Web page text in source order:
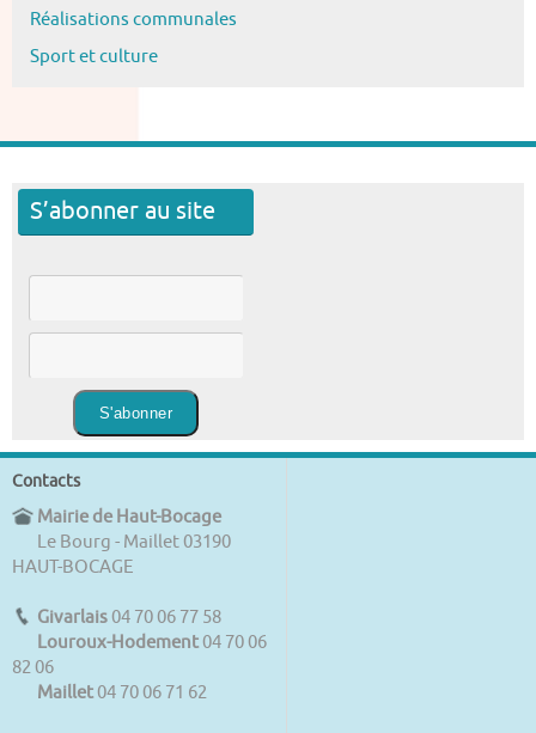
Réalisations communales
Sport et culture
S’abonner au site
Contacts
Mairie de Haut-Bocage
Le Bourg - Maillet 03190
HAUT-BOCAGE
Givarlais 04 70 06 77 58
Louroux-Hodement 04 70 06
82 06
Maillet 04 70 06 71 62